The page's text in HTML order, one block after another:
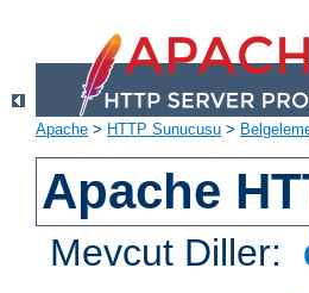
Apache > HTTP Sunucusu >
Apache
Mevcut Diller: